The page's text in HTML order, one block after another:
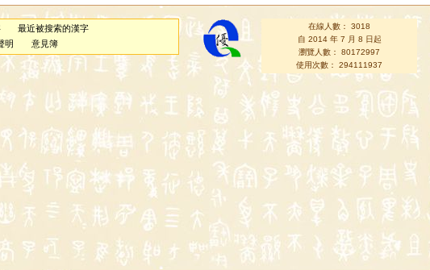
最近被搜索的漢字
明 意見簿
在線人數： 3018
自 2014 年 7 月 8 日起
瀏覽人數： 80172997
使用次數： 294111937